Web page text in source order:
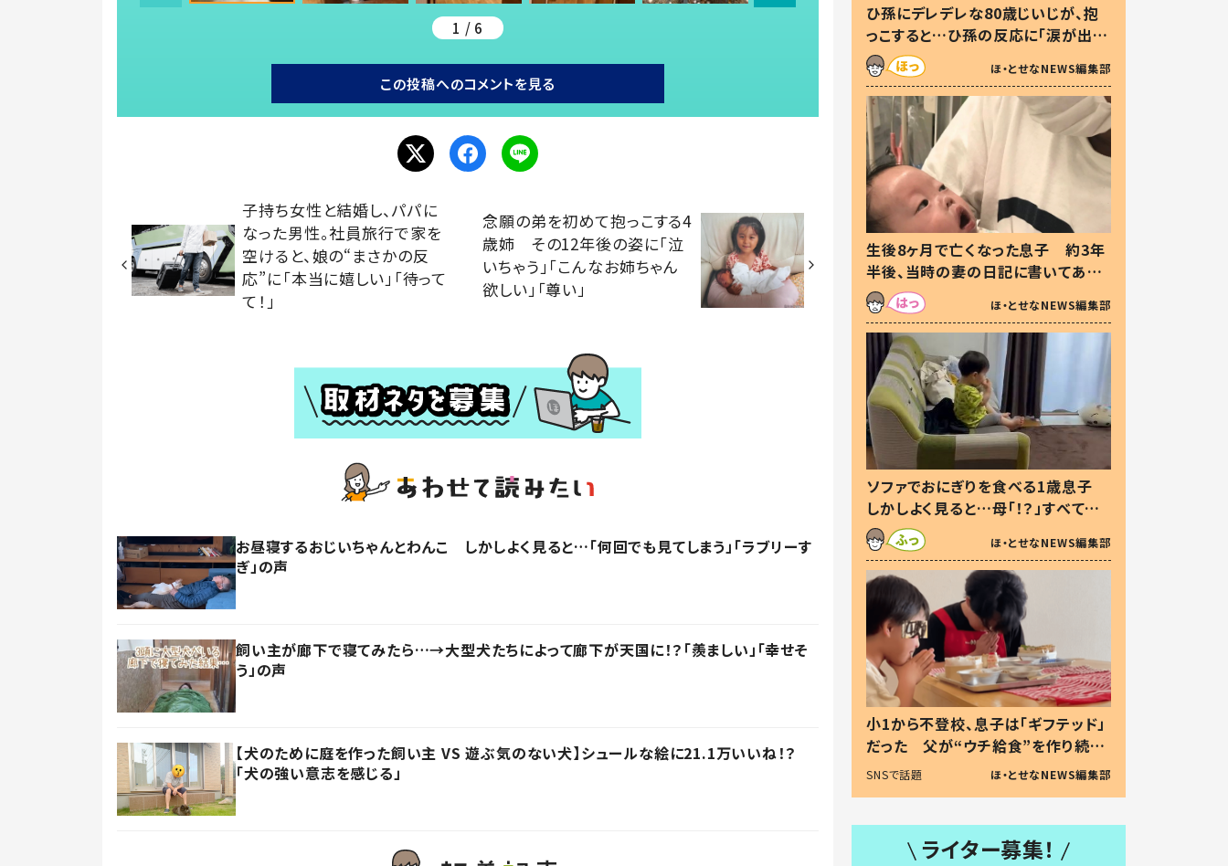
1 / 6
この投稿へのコメントを見る
子持ち女性と結婚し、パパに
なった男性。社員旅行で家を
空けると、娘の“まさかの反
応”に「本当に嬉しい」「待って
て！」
念願の弟を初めて抱っこする4
歳姉 その12年後の姿に「泣
いちゃう」「こんなお姉ちゃん
欲しい」「尊い」
お昼寝するおじいちゃんとわんこ しかしよく見ると…「何回でも見てしまう」「ラブリーす
ぎ」の声
飼い主が廊下で寝てみたら…→大型犬たちによって廊下が天国に！？「羨ましい」「幸せそ
う」の声
【犬のために庭を作った飼い主 VS 遊ぶ気のない犬】シュールな絵に21.1万いいね！？
「犬の強い意志を感じる」
ひ孫にデレデレな80歳じいじが、抱
っこすると…ひ孫の反応に「涙が出ま
した」「可愛くて仕方ない」
ほ・とせなNEWS編集部
生後8ヶ月で亡くなった息子 約3年
半後、当時の妻の日記に書いてあっ
た本音とは
ほ・とせなNEWS編集部
ソファでおにぎりを食べる1歳息子
しかしよく見ると…母「！？」すべてを
察した母の投稿に「可愛いから許
す！」「現行犯〜」
ほ・とせなNEWS編集部
小1から不登校、息子は「ギフテッド」
だった 父が“ウチ給食”を作り続け
る理由とは #令和の親 #令和の子
SNSで話題 ほ・とせなNEWS編集部
ライター募集！